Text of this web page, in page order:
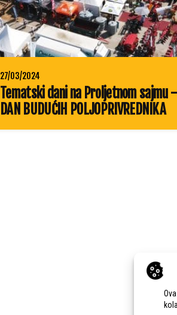
27/03/2024
Tematski dani na Proljetnom sajmu
DAN BUDUĆIH POLJOPRIVREDNIKA